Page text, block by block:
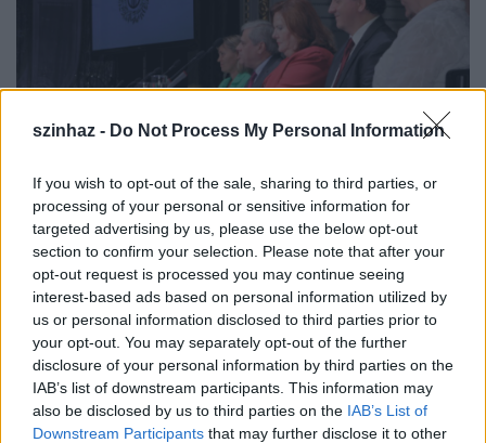
szinhaz - Do Not Process My Personal Information
If you wish to opt-out of the sale, sharing to third parties, or
processing of your personal or sensitive information for
targeted advertising by us, please use the below opt-out
section to confirm your selection. Please note that after your
opt-out request is processed you may continue seeing
interest-based ads based on personal information utilized by
us or personal information disclosed to third parties prior to
your opt-out. You may separately opt-out of the further
disclosure of your personal information by third parties on the
IAB’s list of downstream participants. This information may
also be disclosed by us to third parties on the IAB’s List of
Downstream Participants that may further disclose it to other
A szombat esti döntőn minden énekes általa
választott három áriát ad elő aMedveczky Ádám
vezényelte MÁV Szimfonikusok kíséretével a
Zeneakadémia nagytermében. Az áriákat a
barokktól egészen a 20. századig terjedő, széles
repertoárból választhatták ki. A zsűri a döntő végén
eredményt hirdet, és a díjakat is ekkor adják át. A
versenyt vasárnap este gálahangverseny zárja a
Magyar Állami Operaházban a díjazottak
fellépésével.